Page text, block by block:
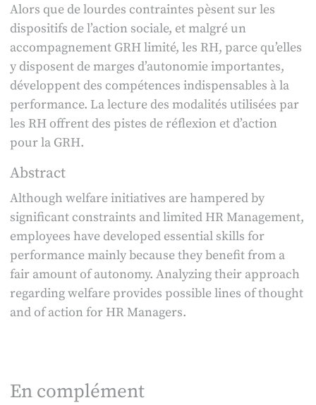
Alors que de lourdes contraintes pèsent sur les
dispositifs de l’action sociale, et malgré un
accompagnement GRH limité, les RH, parce qu’elles
y disposent de marges d’autonomie importantes,
développent des compétences indispensables à la
performance. La lecture des modalités utilisées par
les RH offrent des pistes de réflexion et d’action
pour la GRH.
Abstract
Although welfare initiatives are hampered by
significant constraints and limited HR Management,
employees have developed essential skills for
performance mainly because they benefit from a
fair amount of autonomy. Analyzing their approach
regarding welfare provides possible lines of thought
and of action for HR Managers.
En complément